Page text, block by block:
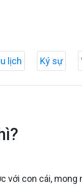
lịch Ký sự
với con cái,